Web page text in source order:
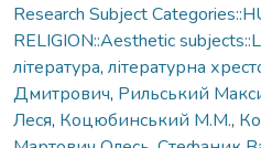
Research Subject
RELIGION::Aesthetic
література, літературна
Дмитрович, Рильський
Леся, Коцюбинський М.М.,